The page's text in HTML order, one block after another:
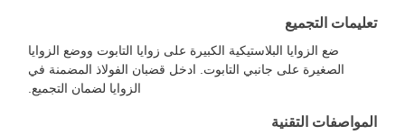
تعليمات التجميع
ضع الزوايا البلاستيكية الكبيرة على زوايا التابوت ووضع الزوايا
الصغيرة على جانبي التابوت. ادخل قضبان الفولاذ المضمنة في
الزوايا لضمان التجميع.
المواصفات التقنية